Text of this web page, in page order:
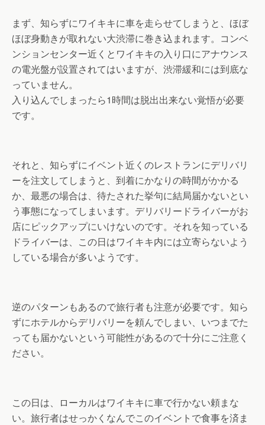
まず、知らずにワイキキに車を走らせてしまうと、ほぼ
ほぼ身動きが取れない大渋滞に巻き込まれます。コンベ
ンションセンター近くとワイキキの入り口にアナウンス
の電光盤が設置されてはいますが、渋滞緩和には到底な
っていません。
入り込んでしまったら1時間は脱出出来ない覚悟が必要
です。
それと、知らずにイベント近くのレストランにデリバリ
ーを注文してしまうと、到着にかなりの時間がかかる
か、最悪の場合は、待たされた挙句に結局届かないとい
う事態になってしまいます。デリバリードライバーがお
店にピックアップにいけないのです。それを知っている
ドライバーは、この日はワイキキ内には立寄らないよう
している場合が多いようです。
逆のパターンもあるので旅行者も注意が必要です。知ら
ずにホテルからデリバリーを頼んでしまい、いつまでた
っても届かないという可能性があるので十分にご注意く
ださい。
この日は、ローカルはワイキキに車で行かない頼まな
い。旅行者はせっかくなんでこのイベントで食事を済ま